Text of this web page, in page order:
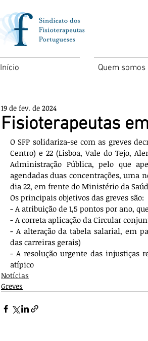
Início Quem somos
Fisioterapeutas
19 de fev. de 2024
O SFP solidariza-se com as greves
Centro) e 22 (Lisboa, Vale do Tejo,
Administração Pública, pelo que
agendadas duas concentrações, uma
dia 22, em frente do Ministério da
Os principais objetivos das greves são:
- A atribuição de 1,5 pontos por ano,
- A correta aplicação da Circular
- A alteração da tabela salarial, em
das carreiras gerais)
- A resolução urgente das injustiças
atípico
Notícias
Greves